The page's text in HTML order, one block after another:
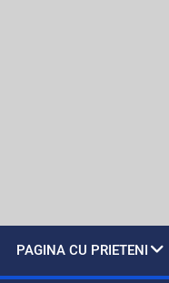
PAGINA CU PRIETENI